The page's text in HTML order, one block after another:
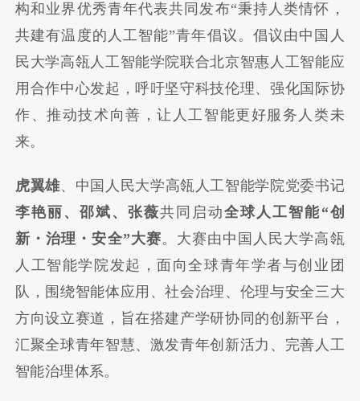
构和业界优秀青年代表共同发布“秉持人类情怀，
共建有温度的人工智能”青年倡议。倡议由中国人
民大学高瓴人工智能学院联合北京智惠人工智能应
用合作中心发起，呼吁坚守科技伦理、强化国际协
作、推动技术向善，让人工智能更好服务人类未
来。
虎翼雄、中国人民大学高瓴人工智能学院党委书记
李艳丽、邵斌、张薇共同启动全球人工智能“创
新・治理・安全”大赛。大赛由中国人民大学高瓴
人工智能学院发起，面向全球青年学者与创业团
队，围绕智能体应用、社会治理、伦理与安全三大
方向设立赛道，旨在搭建产学研协同的创新平台，
汇聚全球青年智慧、激发青年创新活力、完善人工
智能治理体系。